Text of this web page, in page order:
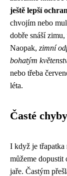
ještě lepší
chvojím nebo
dobře snáší
Naopak, zimní
bohatým
nebo třeba
léta.
Časté
I když je třapatka
můžeme
jaře. Častým